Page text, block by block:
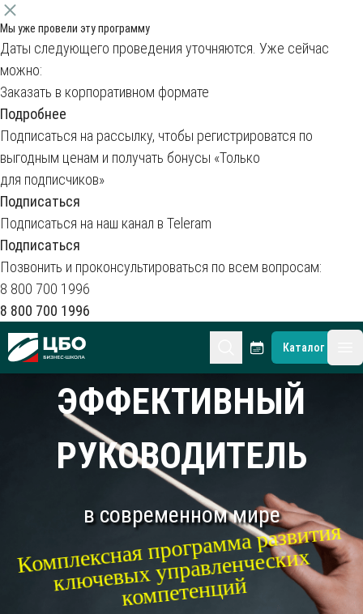
Мы уже провели эту программу
Даты следующего проведения уточняются. Уже сейчас
можно:
Заказать в корпоративном формате
Подробнее
Подписаться на рассылку, чтобы регистрироватся по
выгодным ценам и получать бонусы «Только
для подписчиков»
Подписаться
Подписаться на наш канал в Teleram
Подписаться
Позвонить и проконсультироваться по всем вопросам:
8 800 700 1996
8 800 700 1996
CBO
Каталог
ЭФФЕКТИВНЫЙ
РУКОВОДИТЕЛЬ
в современном мире
Комплексная программа развития
кл
ючевых управленческих
компетенций